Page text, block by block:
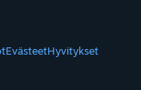
EvästeetHyvitykset